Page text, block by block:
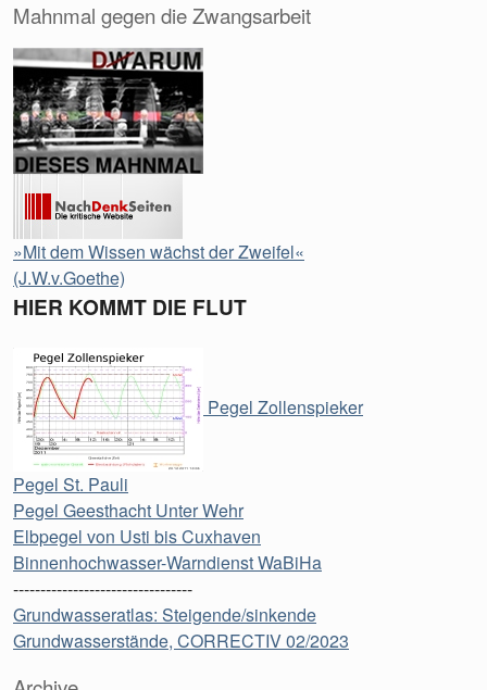
Mahnmal gegen die Zwangsarbeit
»Mit dem Wissen wächst der Zweifel«
(J.W.v.Goethe)
HIER KOMMT DIE FLUT
Pegel Zollenspieker
Pegel St. Pauli
Pegel Geesthacht Unter Wehr
Elbpegel von Usti bis Cuxhaven
Binnenhochwasser-Warndienst WaBiHa
---------------------------------
Grundwasseratlas: Steigende/sinkende
Grundwasserstände, CORRECTIV 02/2023